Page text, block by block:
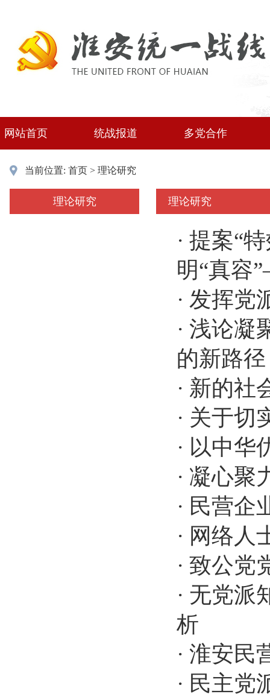
网站首页 统战报道 多党合作
当前位置: 首页 > 理论研究
理论研究 理论研究
· 提案“
明“真容
· 发挥党
· 浅论凝
的新路径
· 新的社
· 关于切
· 以中华
· 凝心聚
· 民营企
· 网络人
· 致公党
· 无党派
析
· 淮安民
· 民主党